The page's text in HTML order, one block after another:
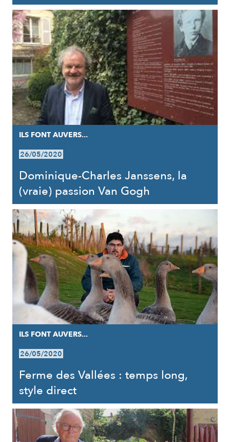
ILS FONT AUVERS...
26/05/2020
Dominique-Charles Janssens, la
(vraie) passion Van Gogh
ILS FONT AUVERS...
26/05/2020
Ferme des Vallées : temps long,
style direct